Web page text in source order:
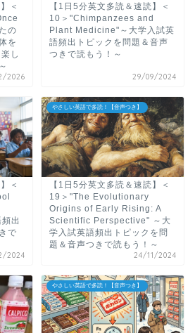
＜
の
を
し
2026
【1日5分英文多読＆速読】＜
10＞"Chimpanzees and
Plant Medicine"～大学入試英
語頻出トピックを問題＆音声
つきで読もう！～
29/09/2024
＜
出
で
2024
やさしい英語で多読！【音声つき】
【1日5分英文多読＆速読】＜
19＞"The Evolutionary
Origins of Early Rising: A
Scientific Perspective" ～大
学入試英語頻出トピックを問
題＆音声つきで読もう！～
24/11/2024
やさしい英語で多読！【音声つき】